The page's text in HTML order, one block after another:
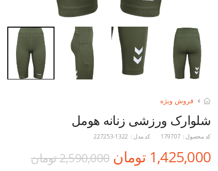
فروش ویژه
شلوارک ورزشی زنانه هومل
کد محصول : 179707 کد مدل : 227253-1322
1,425,000 تومان 2,590,000 تومان